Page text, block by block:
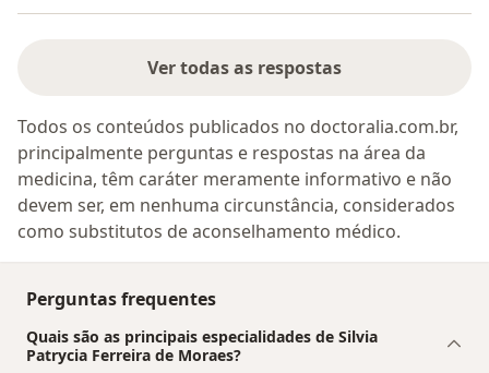
Ver todas as respostas
Todos os conteúdos publicados no doctoralia.com.br,
principalmente perguntas e respostas na área da
medicina, têm caráter meramente informativo e não
devem ser, em nenhuma circunstância, considerados
como substitutos de aconselhamento médico.
Perguntas frequentes
Quais são as principais especialidades de Silvia
Patrycia Ferreira de Moraes?